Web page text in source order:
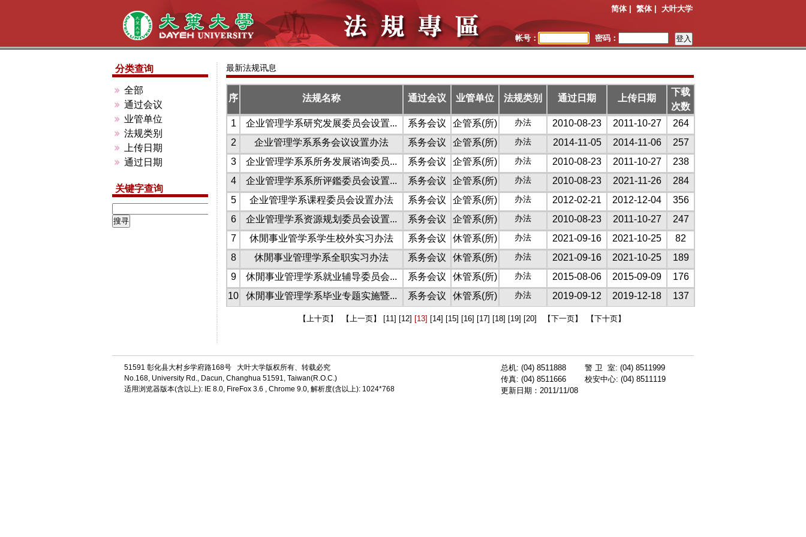
简体| 繁体| 大叶大学
帐号： 密码：
分类查询
全部
通过会议
业管单位
法规类别
上传日期
通过日期
关键字查询
最新法规讯息
序 法规名称 通过会议 业管单位 法规类别 通过日期 上传日期
下载
次数
1
企业管理学系研究发展委员会设置... 系务会议 企管系(所) 办法 2010-08-23 2011-10-27
264
2
企业管理学系系务会议设置办法 系务会议 企管系(所) 办法 2014-11-05 2014-11-06
257
3
企业管理学系系所务发展谘询委员... 系务会议 企管系(所) 办法 2010-08-23 2011-10-27
238
4
企业管理学系系所评鑑委员会设置... 系务会议 企管系(所) 办法 2010-08-23 2021-11-26
284
5
企业管理学系课程委员会设置办法 系务会议 企管系(所) 办法 2012-02-21 2012-12-04
356
6
企业管理学系资源规划委员会设置... 系务会议 企管系(所) 办法 2010-08-23 2011-10-27
247
7
休閒事业管学系学生校外实习办法 系务会议 休管系(所) 办法 2021-09-16 2021-10-25
82
8
休閒事业管理学系全职实习办法 系务会议 休管系(所) 办法 2021-09-16 2021-10-25
189
9
休閒事业管理学系就业辅导委员会... 系务会议 休管系(所) 办法 2015-08-06 2015-09-09
176
10
休閒事业管理学系毕业专题实施暨... 系务会议 休管系(所) 办法 2019-09-12 2019-12-18 137
【上十页】 【上一页】 [11] [12] [13] [14] [15] [16] [17] [18] [19] [20] 【下一页】 【下十页】
51591 彰化县大村乡学府路168号 大叶大学版权所有、转载必究
No.168, University Rd., Dacun, Changhua 51591, Taiwan(R.O.C.)
适用浏览器版本(含以上): IE 8.0, FireFox 3.6 , Chrome 9.0, 解析度(含以上): 1024*768
警 卫 室: (04) 8511999
校安中心: (04) 8511119
总机: (04) 8511888
传真: (04) 8511666
更新日期：2011/11/08